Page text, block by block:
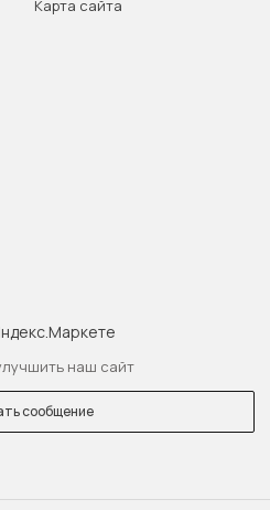
Карта сайта
наш сайт
сообщение